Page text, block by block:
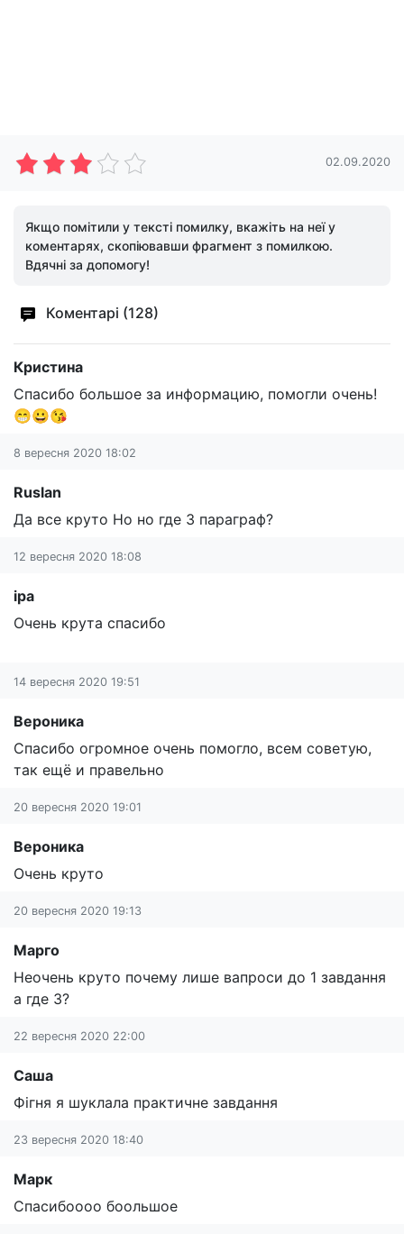
02.09.2020
Якщо помітили у тексті помилку, вкажіть на неї у
коментарях, скопіювавши фрагмент з помилкою.
Вдячні за допомогу!
Коментарі (128)
Кристина
Спасибо большое за информацию, помогли очень!
😁😀😘
8 вересня 2020 18:02
Ruslan
Да все круто Но но где 3 параграф?
12 вересня 2020 18:08
іра
Очень крута спасибо
14 вересня 2020 19:51
Вероника
Спасибо огромное очень помогло, всем советую,
так ещё и правельно
20 вересня 2020 19:01
Вероника
Очень круто
20 вересня 2020 19:13
Марго
Неочень круто почему лише вапроси до 1 завдання
а где 3?
22 вересня 2020 22:00
Саша
Фігня я шуклала практичне завдання
23 вересня 2020 18:40
Марк
Спасибоооо боольшое